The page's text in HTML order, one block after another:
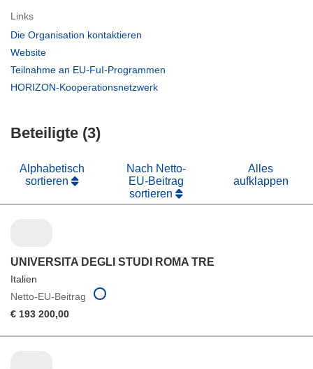
Links
Die Organisation kontaktieren
Website
in
Fenster)
Teilnahme an EU-FuI-Programmen
HORIZON-Kooperationsnetzwerk
Beteiligte (3)
Alphabetisch
sortieren
Nach Netto-
EU-Beitrag
sortieren
Alles
aufklappen
UNIVERSITA DEGLI STUDI ROMA TRE
Italien
Netto-EU-Beitrag
€ 193 200,00